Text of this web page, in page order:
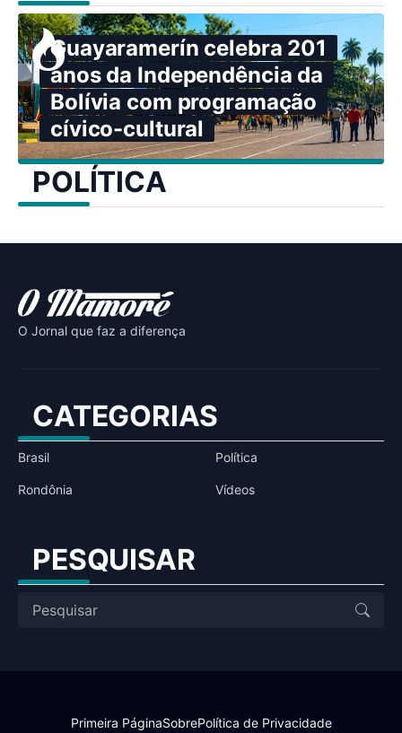
Guayaramerín celebra 201
anos da Independência da
Bolívia com programação
cívico-cultural
POLÍTICA
O Jornal que faz a diferença
CATEGORIAS
Brasil Política
Rondônia Vídeos
PESQUISAR
Primeira PáginaSobrePolítica de Privacidade